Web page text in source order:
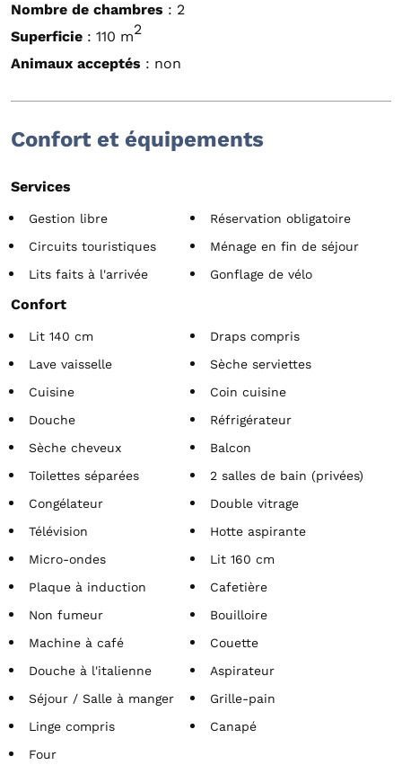
Nombre de chambres : 2
Superficie : 110 m2
Animaux acceptés : non
Confort et équipements
Services
Gestion libre
Réservation obligatoire
Circuits touristiques
Ménage en fin de séjour
Lits faits à l'arrivée
Gonflage de vélo
Confort
Lit 140 cm
Draps compris
Lave vaisselle
Sèche serviettes
Cuisine
Coin cuisine
Douche
Réfrigérateur
Sèche cheveux
Balcon
Toilettes séparées
2 salles de bain (privées)
Congélateur
Double vitrage
Télévision
Hotte aspirante
Micro-ondes
Lit 160 cm
Plaque à induction
Cafetière
Non fumeur
Bouilloire
Machine à café
Couette
Douche à l'italienne
Aspirateur
Séjour / Salle à manger
Grille-pain
Linge compris
Canapé
Four